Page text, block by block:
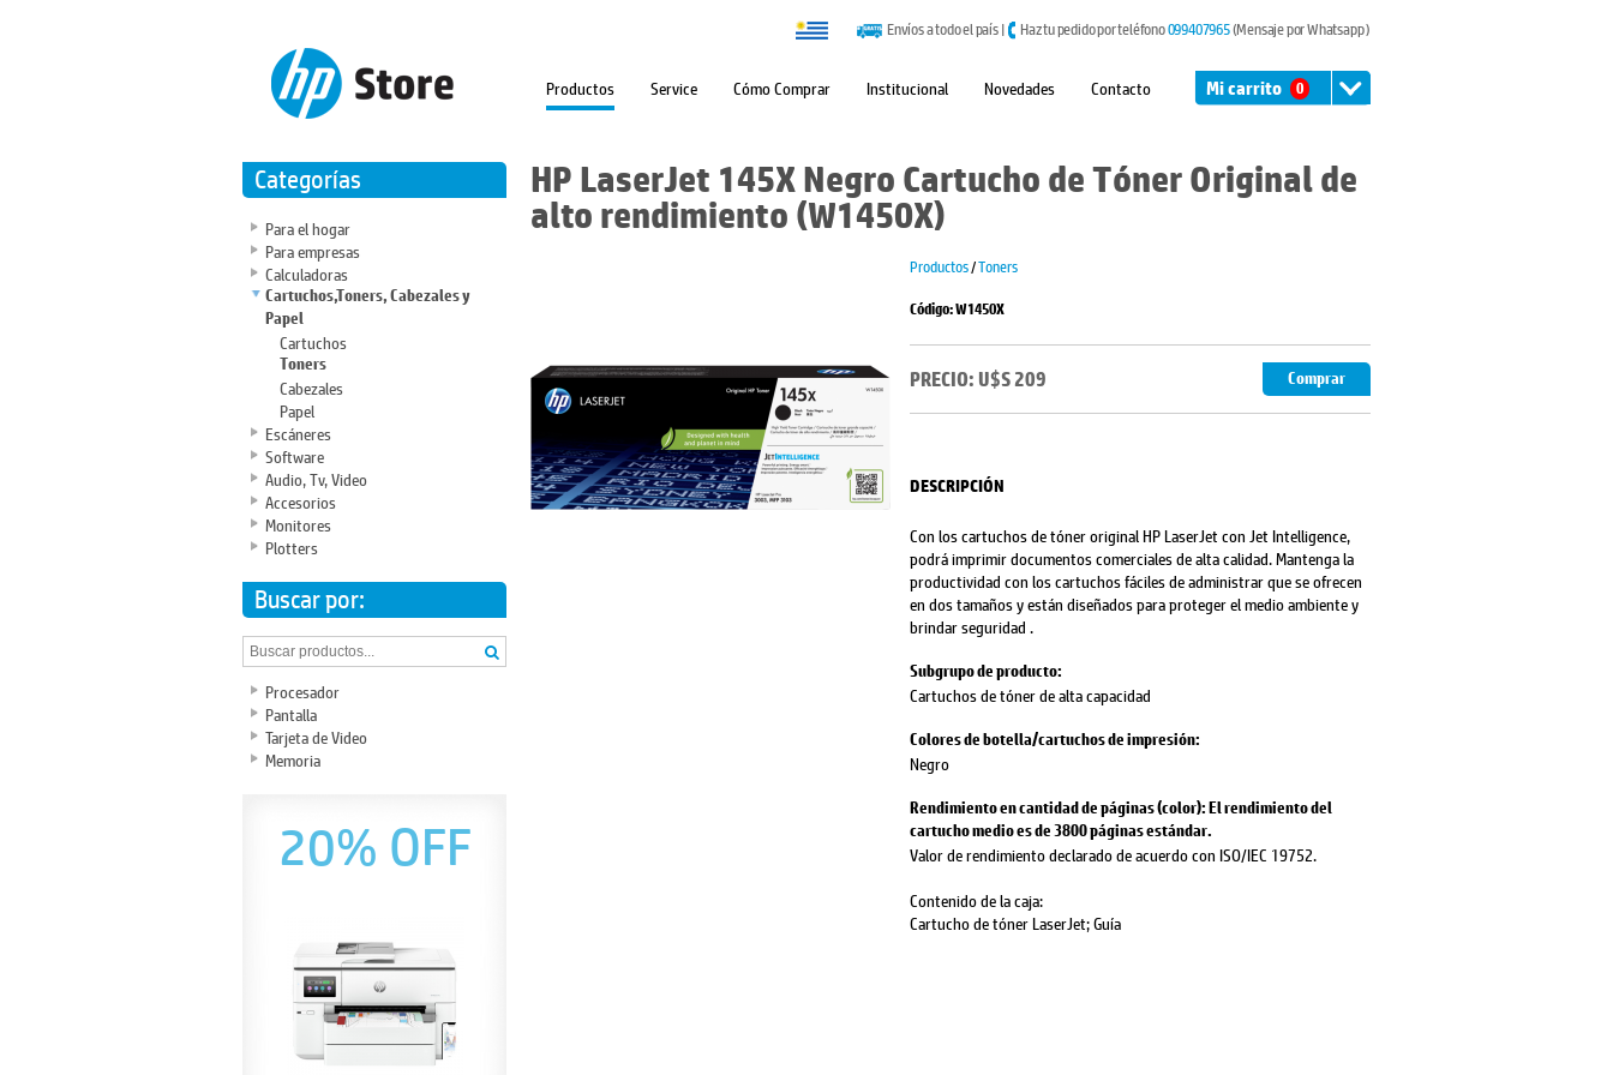
Envíos a todo el país| Haz tu pedido por teléfono099407965(Mensaje por Whatsapp )
Productos Service Cómo Comprar Institucional Novedades Contacto Mi carrito 0
Categorías
Para el hogar
Para empresas
Calculadoras
Cartuchos,Toners, Cabezales y
Papel
Cartuchos
Toners
Cabezales
Papel
Escáneres
Software
Audio, Tv, Video
Accesorios
Monitores
Plotters
Buscar por:
Procesador
Pantalla
Tarjeta de Video
Memoria
20% OFF
HP LaserJet 145X Negro Cartucho de Tóner Original de
alto rendimiento (W1450X)
Productos/Toners
Código: W1450X
PRECIO: U$S 209 Comprar
DESCRIPCIÓN
Con los cartuchos de tóner original HP LaserJet con Jet Intelligence,
podrá imprimir documentos comerciales de alta calidad. Mantenga la
productividad con los cartuchos fáciles de administrar que se ofrecen
en dos tamaños y están diseñados para proteger el medio ambiente y
brindar seguridad .
Subgrupo de producto:
Cartuchos de tóner de alta capacidad
Colores de botella/cartuchos de impresión:
Negro
Rendimiento en cantidad de páginas (color): El rendimiento del
cartucho medio es de 3800 páginas estándar.
Valor de rendimiento declarado de acuerdo con ISO/IEC 19752.
Contenido de la caja:
Cartucho de tóner LaserJet; Guía